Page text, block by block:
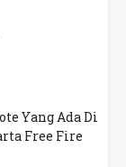
Yang Ada Di
Free Fire